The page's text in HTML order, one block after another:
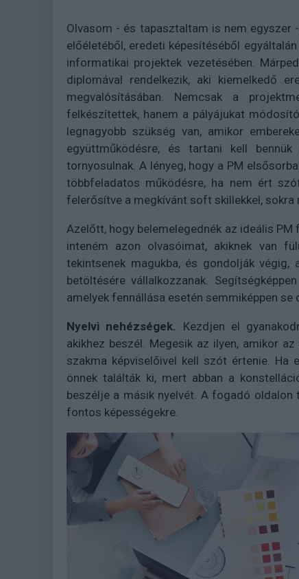
Olvasom - és tapasztaltam is nem egyszer
előéletéből, eredeti képesítéséből
informatikai projektek vezetésében.
diplomával rendelkezik, aki kiemelkedő
megvalósításában. Nemcsak a
felkészítettek, hanem a pályájukat
legnagyobb szükség van, amikor
együttműködésre, és tartani kell
tornyosulnak. A lényeg, hogy a PM
többfeladatos működésre, ha nem ért
felerősítve a megkívánt soft skillekkel, sokra
Azelőtt, hogy belemelegednék az ideális
inteném azon olvasóimat, akiknek van
tekintsenek magukba, és gondolják
betöltésére vállalkozzanak.
amelyek fennállása esetén semmiképpen se
Nyelvi nehézségek.
Kezdjen el
akikhez beszél. Megesik az ilyen, amikor
szakma képviselőivel kell szót értenie. Ha
önnek találták ki, mert abban a
beszélje a másik nyelvét. A fogadó
fontos képességekre.